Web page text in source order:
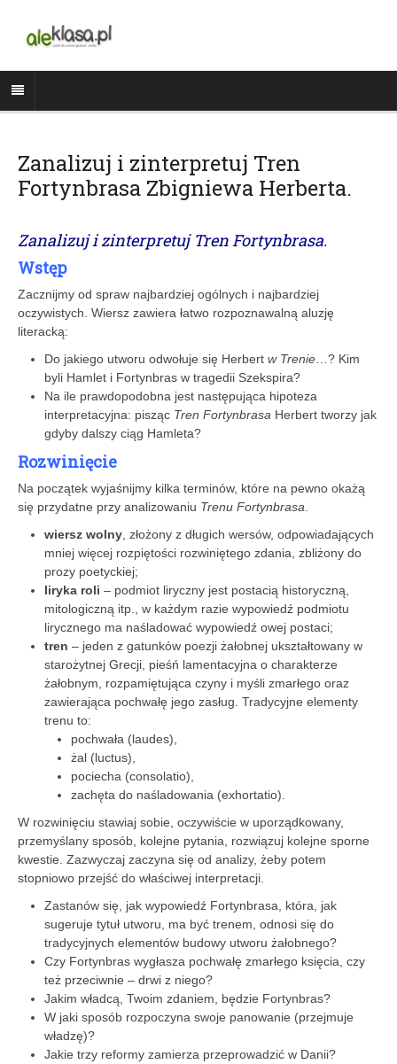
Zanalizuj i zinterpretuj Tren
Fortynbrasa Zbigniewa Herberta.
Zanalizuj i zinterpretuj Tren Fortynbrasa.
Wstęp
Zacznijmy od spraw najbardziej ogólnych i najbardziej
oczywistych. Wiersz zawiera łatwo rozpoznawalną aluzję
literacką:
Do jakiego utworu odwołuje się Herbert w Trenie …? Kim
byli Hamlet i Fortynbras w tragedii Szekspira?
Na ile prawdopodobna jest następująca hipoteza
interpretacyjna: pisząc Tren Fortynbrasa Herbert tworzy jak
gdyby dalszy ciąg Hamleta?
Rozwinięcie
Na początek wyjaśnijmy kilka terminów, które na pewno okażą
się przydatne przy analizowaniu Trenu Fortynbrasa
wiersz wolny , złożony z długich wersów, odpowiadających
mniej więcej rozpiętości rozwiniętego zdania, zbliżony do
prozy poetyckiej;
liryka roli – podmiot liryczny jest postacią historyczną,
mitologiczną itp., w każdym razie wypowiedź podmiotu
lirycznego ma naśladować wypowiedź owej postaci;
tren – jeden z gatunków poezji żałobnej ukształtowany w
starożytnej Grecji, pieśń lamentacyjna o charakterze
żałobnym, rozpamiętująca czyny i myśli zmarłego oraz
zawierająca pochwałę jego zasług. Tradycyjne elementy
trenu to:
pochwała (laudes),
żal (luctus),
pociecha (consolatio),
zachęta do naśladowania (exhortatio).
W rozwinięciu stawiaj sobie, oczywiście w uporządkowany,
przemyślany sposób, kolejne pytania, rozwiązuj kolejne sporne
kwestie. Zazwyczaj zaczyna się od analizy, żeby potem
stopniowo przejść do właściwej interpretacji.
Zastanów się, jak wypowiedź Fortynbrasa, która, jak
sugeruje tytuł utworu, ma być trenem, odnosi się do
tradycyjnych elementów budowy utworu żałobnego?
Czy Fortynbras wygłasza pochwałę zmarłego księcia, czy
też przeciwnie – drwi z niego?
Jakim władcą, Twoim zdaniem, będzie Fortynbras?
W jaki sposób rozpoczyna swoje panowanie (przejmuje
władzę)?
Jakie trzy reformy zamierza przeprowadzić w Danii?